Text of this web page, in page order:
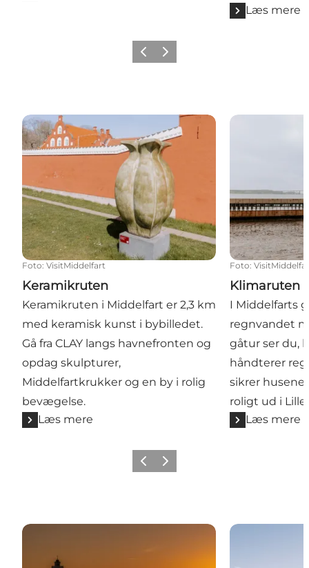
Læs mere
ForrigeNæste
Keramikruten
Foto: VisitMiddelfart
Keramikruten
Keramikruten i Middelfart er 2,3 km
med keramisk kunst i bybilledet.
Gå fra CLAY langs havnefronten og
opdag skulpturer,
Middelfartkrukker og en by i rolig
bevægelse.
Læs mere
Klimaruten
Foto:
Klimaruten
I Middelfarts
regnvandet
gåtur ser du,
håndterer
sikrer
roligt ud i
Læs mere
ForrigeNæste
Udsigtsposter og solnedgangsspots To broer - én